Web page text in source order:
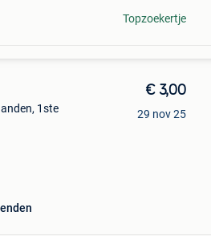
Topzoekertje
1ste
€ 3,00
29 nov 25